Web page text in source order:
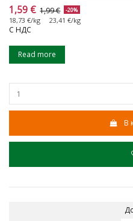
1,59 € 1,99 € -20%
18,73 €/kg 23,41 €/kg
С НДС
Read more
В